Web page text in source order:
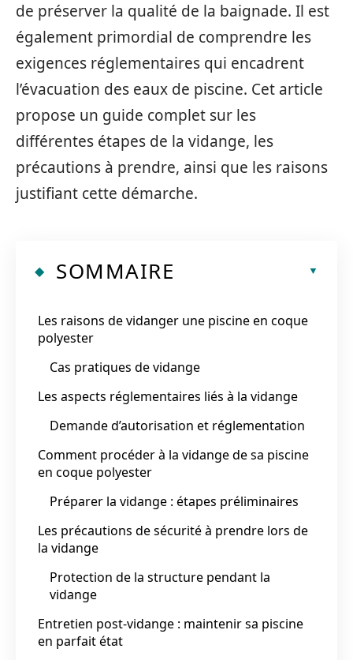
de préserver la qualité de la baignade. Il est
également primordial de comprendre les
exigences réglementaires qui encadrent
l’évacuation des eaux de piscine. Cet article
propose un guide complet sur les
différentes étapes de la vidange, les
précautions à prendre, ainsi que les raisons
justifiant cette démarche.
SOMMAIRE
Les raisons de vidanger une piscine en coque
polyester
Cas pratiques de vidange
Les aspects réglementaires liés à la vidange
Demande d’autorisation et réglementation
Comment procéder à la vidange de sa piscine
en coque polyester
Préparer la vidange : étapes préliminaires
Les précautions de sécurité à prendre lors de
la vidange
Protection de la structure pendant la
vidange
Entretien post-vidange : maintenir sa piscine
en parfait état